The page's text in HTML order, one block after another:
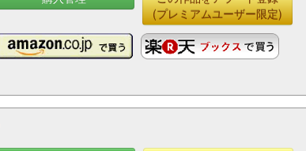
(プレミアムユーザー限定)